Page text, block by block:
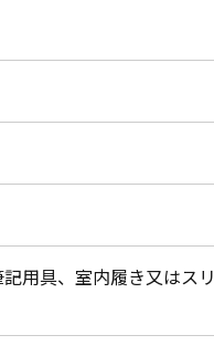
用具、室内履き又はスリ